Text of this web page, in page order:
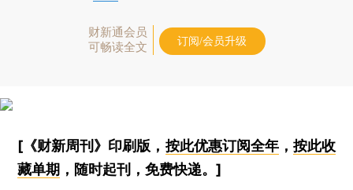
财新通会员
可畅读全文
订阅/会员升级
[《财新周刊》印刷版， 按此优惠订阅全年， 按此收
藏单期 ，随时起刊，免费快递。]